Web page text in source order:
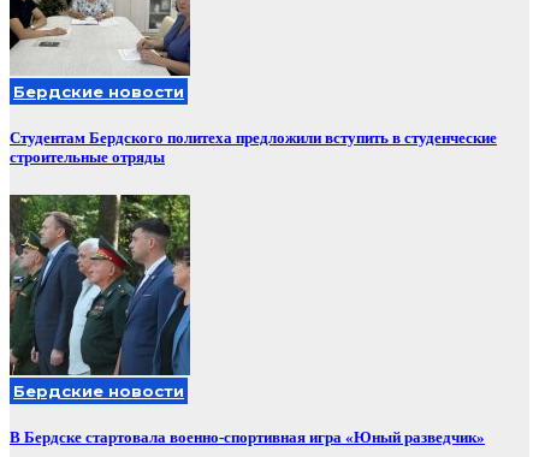
Бердские новости
Студентам Бердского политеха предложили вступить в студенческие
строительные отряды
Бердские новости
В Бердске стартовала военно-спортивная игра «Юный разведчик»